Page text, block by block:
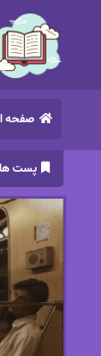
صفحه
پست